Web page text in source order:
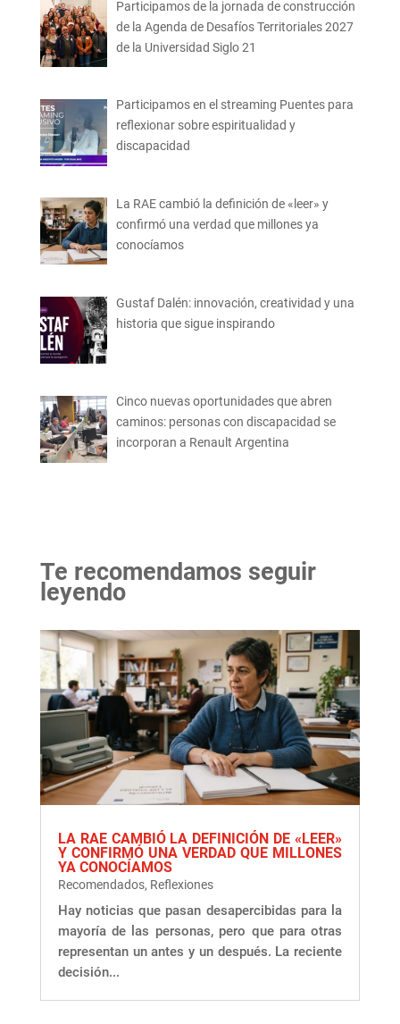
Participamos de la jornada de construcción
de la Agenda de Desafíos Territoriales 2027
de la Universidad Siglo 21
Participamos en el streaming Puentes para
reflexionar sobre espiritualidad y
discapacidad
La RAE cambió la definición de «leer» y
confirmó una verdad que millones ya
conocíamos
Gustaf Dalén: innovación, creatividad y una
historia que sigue inspirando
Cinco nuevas oportunidades que abren
caminos: personas con discapacidad se
incorporan a Renault Argentina
Te recomendamos seguir
leyendo
LA RAE CAMBIÓ LA DEFINICIÓN DE «LEER»
Y CONFIRMÓ UNA VERDAD QUE MILLONES
YA CONOCÍAMOS
Recomendados, Reflexiones
Hay noticias que pasan desapercibidas para la
mayoría de las personas, pero que para otras
representan un antes y un después. La reciente
decisión...